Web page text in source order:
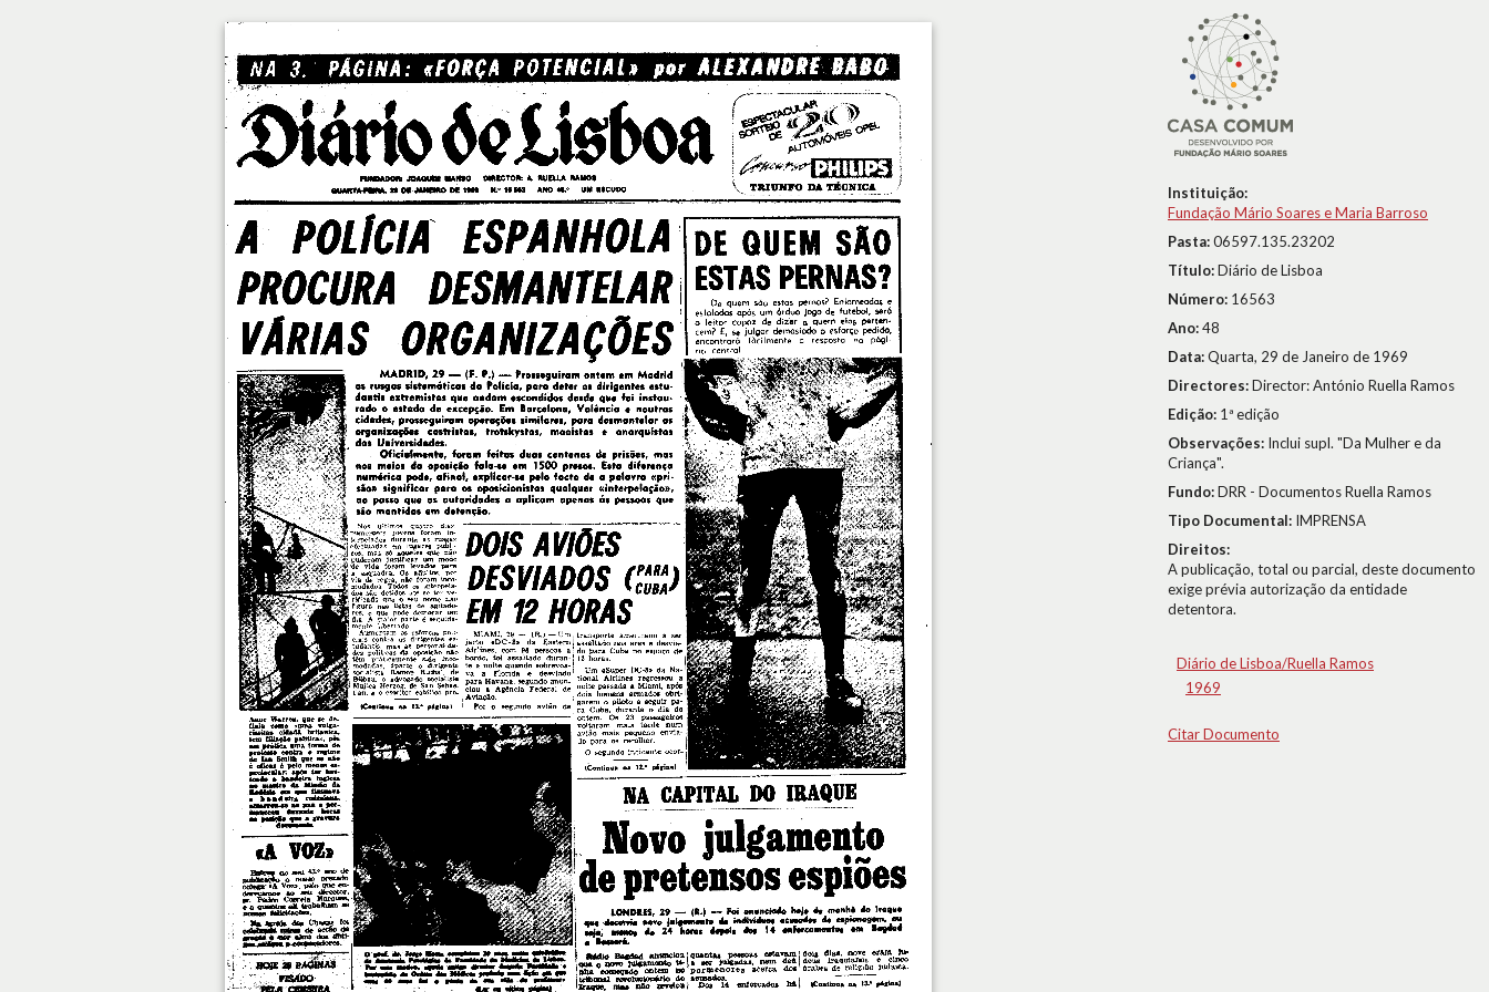
Instituição:
Fundação Mário Soares e Maria Barroso
Pasta:06597.135.23202
Título:Diário de Lisboa
Número: 16563
Ano:48
Data:Quarta, 29 de Janeiro de 1969
Directores:Director: António Ruella Ramos
Edição: 1ª edição
Observações: Inclui supl. "Da Mulher e da
Criança".
Fundo:DRR - Documentos Ruella Ramos
Tipo Documental: IMPRENSA
Direitos:
A publicação, total ou parcial, deste documento
exige prévia autorização da entidade
detentora.
Diário de Lisboa/Ruella Ramos
1969
Citar Documento